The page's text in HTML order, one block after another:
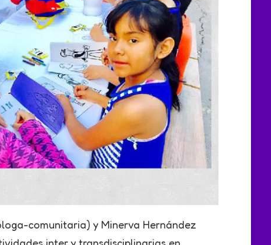
comunitaria) y Minerva Hernández